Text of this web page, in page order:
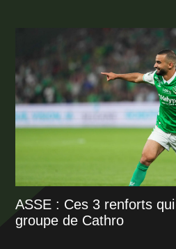
ASSE : Ces 3 renforts
groupe de Cathro